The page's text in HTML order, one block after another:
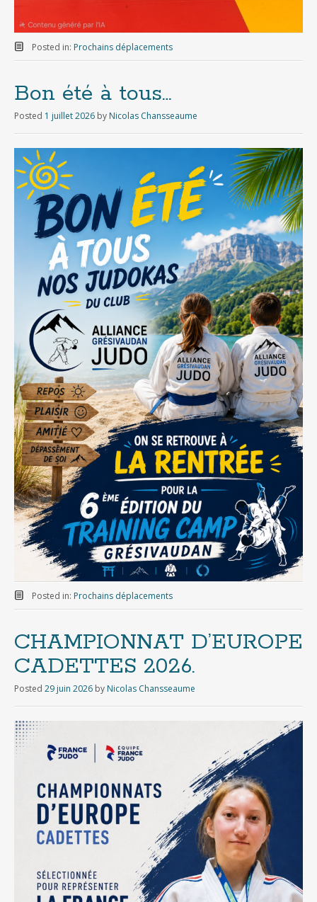
Posted in: Prochains déplacements
Bon été à tous…
Posted 1 juillet 2026 by Nicolas Chansseaume
Posted in: Prochains déplacements
CHAMPIONNAT D’EUROPE
CADETTES 2026.
Posted 29 juin 2026 by Nicolas Chansseaume